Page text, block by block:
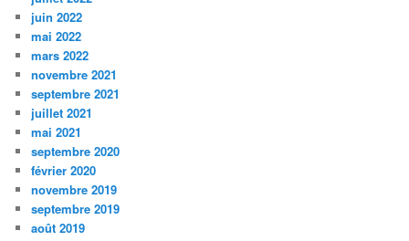
juin 2022
mai 2022
mars 2022
novembre 2021
septembre 2021
juillet 2021
mai 2021
septembre 2020
février 2020
novembre 2019
septembre 2019
août 2019